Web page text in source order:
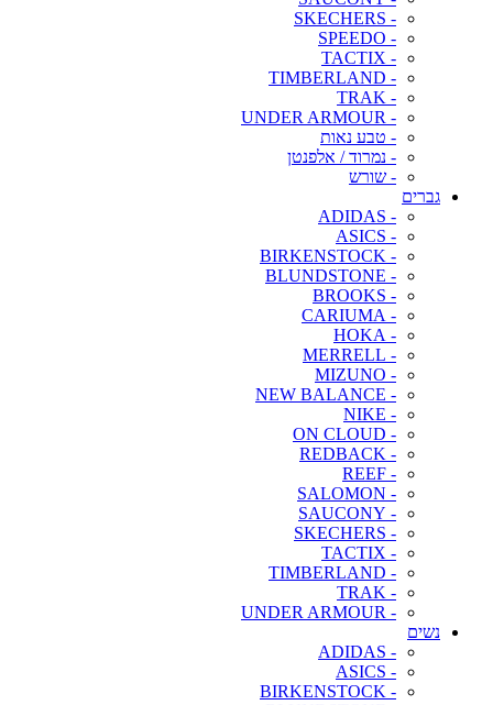
- SKECHERS
- SPEEDO
- TACTIX
- TIMBERLAND
- TRAK
- UNDER ARMOUR
- טבע נאות
- נמרוד / אלפנטן
- שורש
גברים
- ADIDAS
- ASICS
- BIRKENSTOCK
- BLUNDSTONE
- BROOKS
- CARIUMA
- HOKA
- MERRELL
- MIZUNO
- NEW BALANCE
- NIKE
- ON CLOUD
- REDBACK
- REEF
- SALOMON
- SAUCONY
- SKECHERS
- TACTIX
- TIMBERLAND
- TRAK
- UNDER ARMOUR
נשים
- ADIDAS
- ASICS
- BIRKENSTOCK